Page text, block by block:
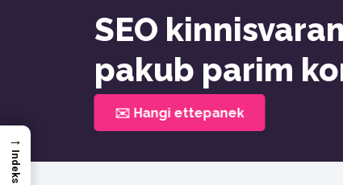
SEO
pakub parim
✉️ Hangi ettepanek
→
Indeks